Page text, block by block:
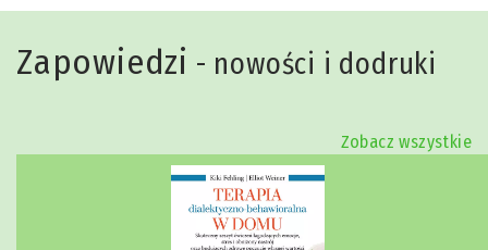
Zapowiedzi - nowości i dodruki
Zobacz wszystkie